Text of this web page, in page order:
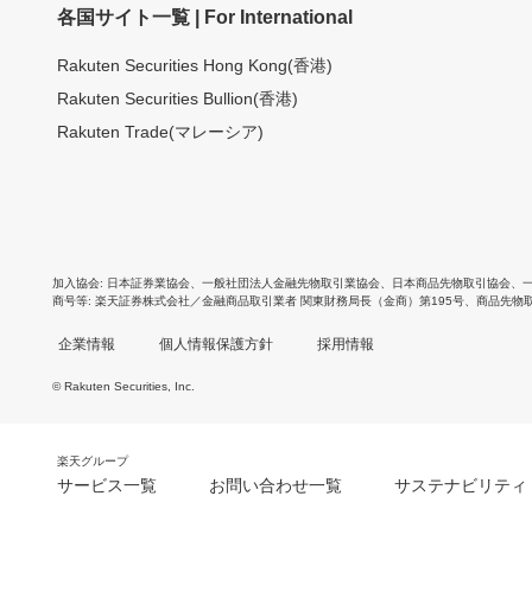
各国サイト一覧 | For International
Rakuten Securities Hong Kong(香港)
Rakuten Securities Bullion(香港)
Rakuten Trade(マレーシア)
加入協会 日本証券業協会 一般社団法人金融先物取引業協会 日本商品先物取引協会
商号等 楽天証券株式会社／金融商品取引業者 関東財務局長（金商）第195号、商品先物
企業情報 個人情報保護方針 採用情報
© Rakuten Securities, Inc.
楽天グループ
サービス一覧 お問い合わせ一覧 サステナビリティ